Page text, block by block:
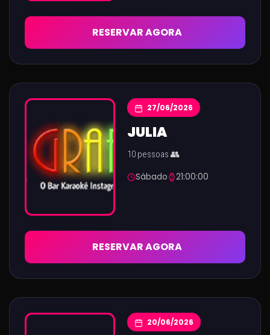
RESERVAR AGORA
27/06/2026
JULIA
10 pessoas 👥
Sábado 21:00:00
RESERVAR AGORA
20/06/2026